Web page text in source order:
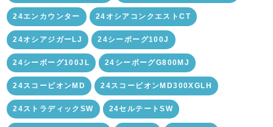
24エンカウンター 24オシアコンクエストCT
24オシアジガーLJ 24シーボーグ100J
24シーボーグ100JL 24シーボーグG800MJ
24スコーピオンMD 24スコーピオンMD300XGLH
24ストラディックSW 24セルテートSW